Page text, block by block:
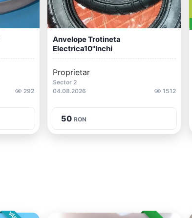
292
Anvelope Trotineta
Electrica10"inchi
Proprietar
Sector 2
04.08.2026
1512
50 RON